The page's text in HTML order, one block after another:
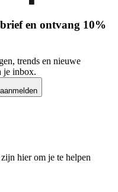
en ontvang 10%
trends en nieuwe
je inbox.
hier om je te helpen